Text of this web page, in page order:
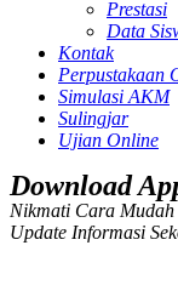
Prestasi
Data
Kontak
Perpustakaan
Simulasi AKM
Sulingjar
Ujian Online
Download
Nikmati Cara Mudah
Update Informasi